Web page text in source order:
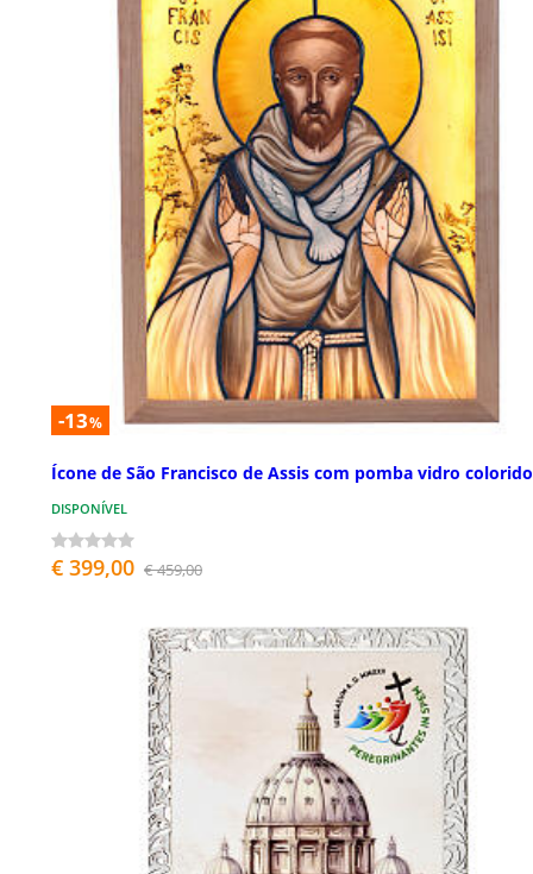
-13%
Ícone de São Francisco de Assis com pomba vidro colorido
DISPONÍVEL
€ 399,00 € 459,00